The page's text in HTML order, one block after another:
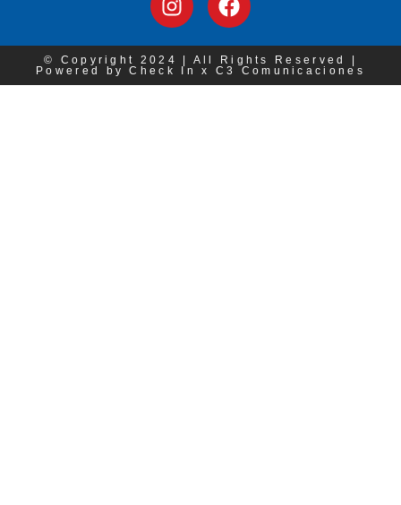
© Copyright 2024 | All Rights Reserved |
Powered by Check In x C3 Comunicaciones